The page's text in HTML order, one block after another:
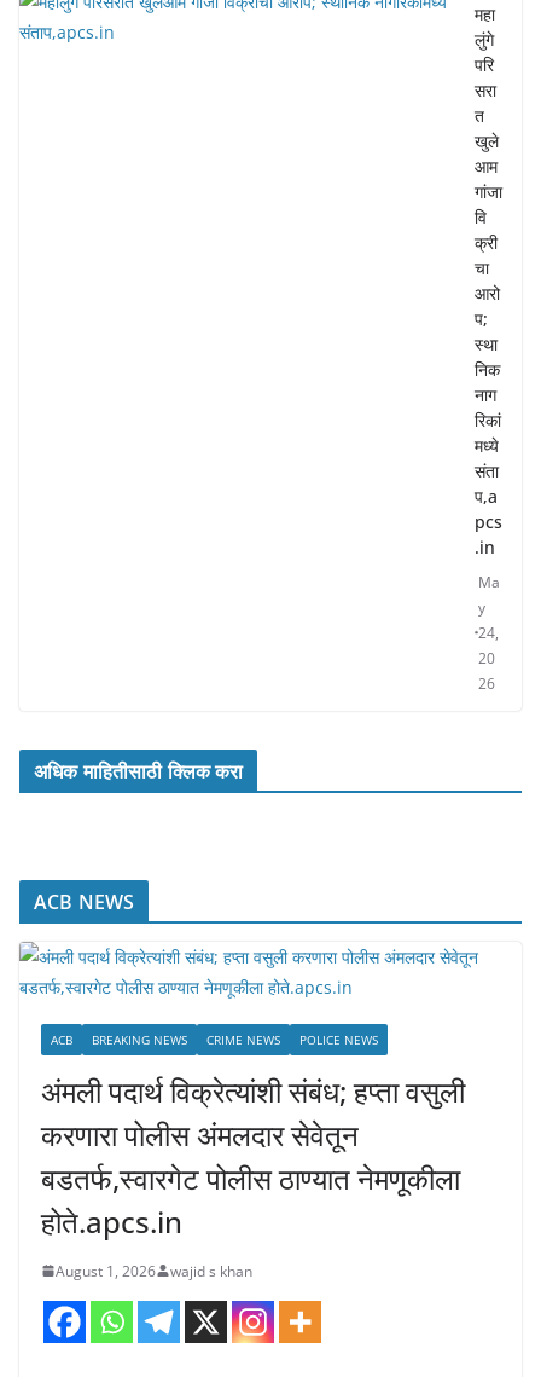
महा
लुंगे
परि
सरा
त
खुले
आम
गांजा
वि
क्री
चा
आरो
प;
स्था
निक
नाग
रिकां
मध्ये
संता
प,a
pcs
.in
Ma
y
24,
20
26
अधिक माहितीसाठी क्लिक करा
ACB NEWS
ACB BREAKING NEWS CRIME NEWS POLICE NEWS
अंमली पदार्थ विक्रेत्यांशी संबंध; हप्ता वसुली
करणारा पोलीस अंमलदार सेवेतून
बडतर्फ,स्वारगेट पोलीस ठाण्यात नेमणूकीला
होते.apcs.in
August 1, 2026 wajid s khan